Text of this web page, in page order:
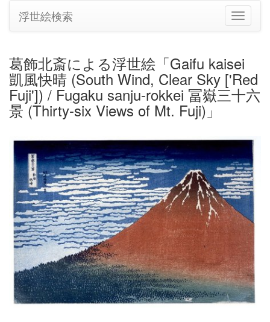
ナ
ビ
シ
ョ
ン
の
替
え
浮世絵検索
葛飾北斎による浮世絵「Gaifu kaisei
凱風快晴 (South Wind, Clear Sky ['Red
Fuji']) / Fugaku sanju-rokkei 冨嶽三十六
景 (Thirty-six Views of Mt. Fuji)」